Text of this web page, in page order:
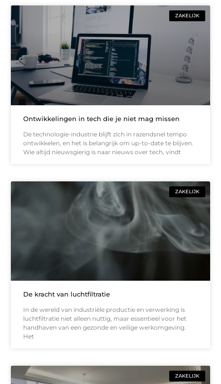
ZAKELIJK
Ontwikkelingen in tech die je niet mag missen
De technologie-industrie blijft zich in razendsnel tempo
ontwikkelen, en het is belangrijk om up-to-date te blijven.
Wie altijd nieuwsgierig is naar nieuws over tech, vindt
ZAKELIJK
De kracht van luchtfiltratie
In de wereld van industriële productie en verwerking is
luchtfiltratie niet alleen nuttig, maar essentieel voor het
handhaven van een gezonde en veilige werkomgeving.
Het
ZAKELIJK